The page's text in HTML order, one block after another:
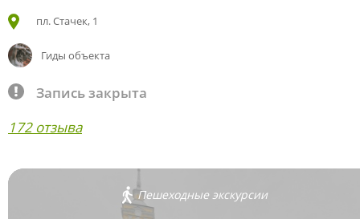
пл. Стачек, 1
Гиды объекта
Запись закрыта
172 отзыва
Пешеходные экскурсии